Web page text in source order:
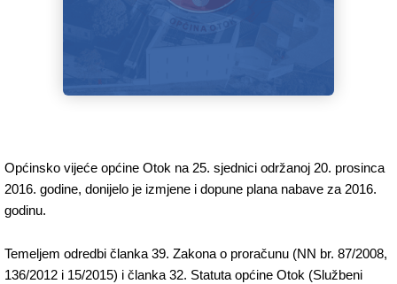
Općinsko vijeće općine Otok na 25. sjednici održanoj 20. prosinca
2016. godine, donijelo je izmjene i dopune plana nabave za 2016.
godinu.
Temeljem odredbi članka 39. Zakona o proračunu (NN br. 87/2008,
136/2012 i 15/2015) i članka 32. Statuta općine Otok (Službeni